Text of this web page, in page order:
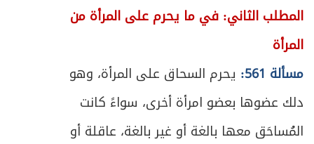
المطلب الثاني: في ما يحرم على المرأة من
المرأة
مسألة 561:
يحرم السحاق على المرأة، وهو
دلك عضوها بعضو امرأة أخرى، سواءً كانت
المُساحَق معها بالغة أو غير بالغة، عاقلة أو
ص
723
المبحث الأول: في ميراث الغرقى والمهدوم
729 المبحث الثاني: في ميراث الخنثى
731
المبحث الثالث: في أمور مشكلة متفرقة
بالميراث